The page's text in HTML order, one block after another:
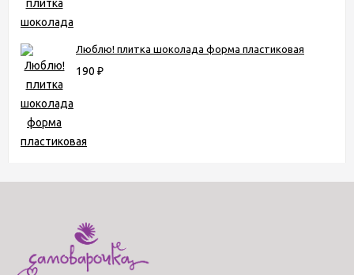
Люблю! плитка шоколада форма пластиковая
190 ₽